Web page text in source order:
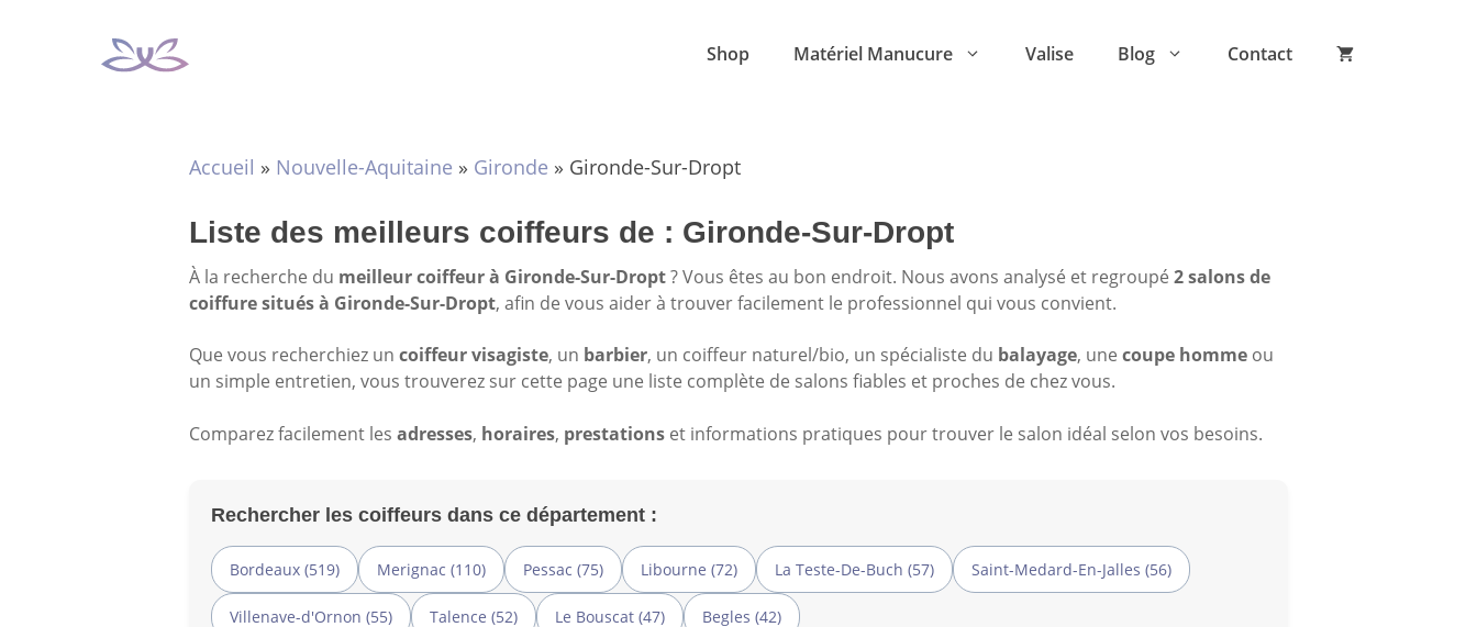
Shop Matériel Manucure Valise Blog Contact
Accueil » Nouvelle-Aquitaine » Gironde » Gironde-Sur-Dropt
Liste des meilleurs coiffeurs de : Gironde-Sur-Dropt
À la recherche du meilleur coiffeur à Gironde-Sur-Dropt? Vous êtes au bon endroit. Nous avons analysé et regroupé 2 salons de
coiffure situés à Gironde-Sur-Dropt, afin de vous aider à trouver facilement le professionnel qui vous convient.
Que vous recherchiez un coiffeur visagiste, un barbier, un coiffeur naturel/bio, un spécialiste du balayage, une coupe homme ou
un simple entretien, vous trouverez sur cette page une liste complète de salons fiables et proches de chez vous.
Comparez facilement les adresses, horaires, prestations et informations pratiques pour trouver le salon idéal selon vos besoins.
Rechercher les coiffeurs dans ce département :
Bordeaux (519) Merignac (110) Pessac (75) Libourne (72) La Teste-De-Buch (57) Saint-Medard-En-Jalles (56)
Villenave-d'Ornon (55) Talence (52) Le Bouscat (47) Begles (42)